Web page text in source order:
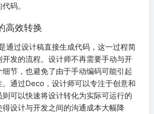
码。
高效转换
通过设计稿直接生成代码，这一过程简
发的流程。设计师不再需要手动与开
节，也避免了由于手动编码可能引起
。通过Deco，设计师可以专注于创意和
可以快速将设计转化为实际可运行的
设计与开发之间的沟通成本大幅降